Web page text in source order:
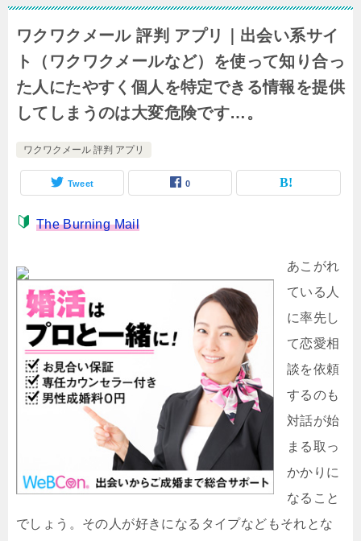
ワクワクメール 評判 アプリ｜出会い系サイ
ト（ワクワクメールなど）を使って知り合っ
た人にたやすく個人を特定できる情報を提供
してしまうのは大変危険です…。
ワクワクメール 評判 アプリ
Tweet 0
The Burning Mail
あこがれ
ている人
に率先し
て恋愛相
談を依頼
するのも
対話が始
まる取っ
かかりに
なること
でしょう。その人が好きになるタイプなどもそれとな